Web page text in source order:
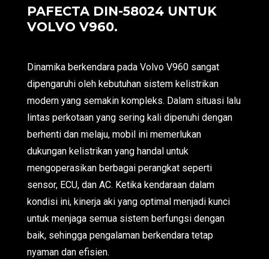
PAFECTA DIN-58024 UNTUK
VOLVO V960.
Dinamika berkendara pada Volvo V960 sangat
dipengaruhi oleh kebutuhan sistem kelistrikan
modern yang semakin kompleks. Dalam situasi lalu
lintas perkotaan yang sering kali dipenuhi dengan
berhenti dan melaju, mobil ini memerlukan
dukungan kelistrikan yang handal untuk
mengoperasikan berbagai perangkat seperti
sensor, ECU, dan AC. Ketika kendaraan dalam
kondisi ini, kinerja aki yang optimal menjadi kunci
untuk menjaga semua sistem berfungsi dengan
baik, sehingga pengalaman berkendara tetap
nyaman dan efisien.